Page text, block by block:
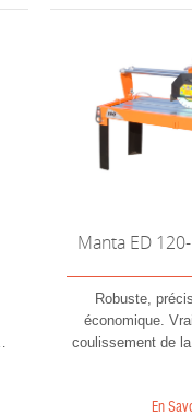
Manta ED
Robuste,
économique.
coulissement de
En